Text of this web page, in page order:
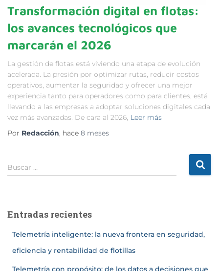
Transformación digital en flotas:
los avances tecnológicos que
marcarán el 2026
La gestión de flotas está viviendo una etapa de evolución
acelerada. La presión por optimizar rutas, reducir costos
operativos, aumentar la seguridad y ofrecer una mejor
experiencia tanto para operadores como para clientes, está
llevando a las empresas a adoptar soluciones digitales cada
vez más avanzadas. De cara al 2026, Leer más
Por Redacción, hace 8 meses
Buscar …
Entradas recientes
Telemetría inteligente: la nueva frontera en seguridad,
eficiencia y rentabilidad de flotillas
Telemetría con propósito: de los datos a decisiones que